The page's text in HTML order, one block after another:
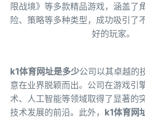
限战境》等多款精品游戏，涵盖了
险、策略等多种类型，成功吸引了
好的玩家。
k1体育网址是多少公司以其卓越的
意在业界脱颖而出。公司在游戏引
术、人工智能等领域取得了显著的
技术发展的前沿。此外， k1体育网